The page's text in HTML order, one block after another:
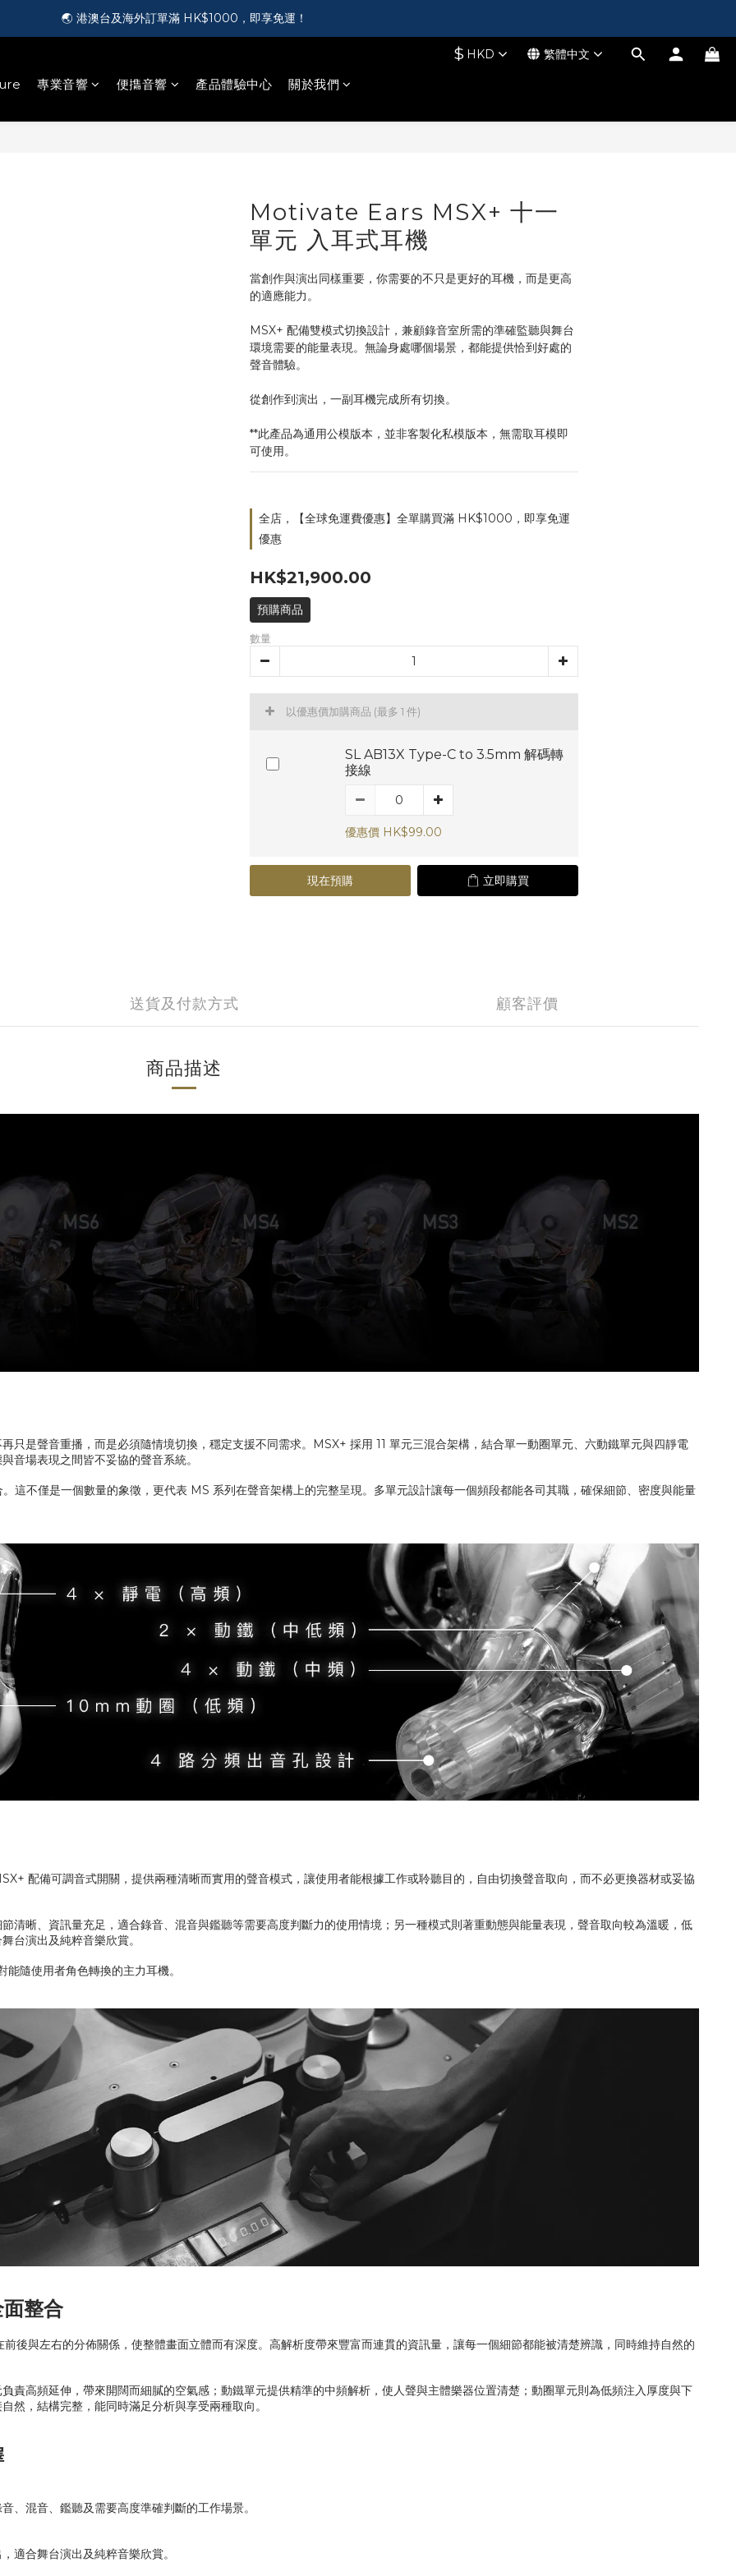
🎵 第一次接觸訂製耳機？歡迎到 Showroom 免費體驗【按此】
🌏 港澳台及海外訂單滿 HK$1000，即享免運！
🎵 第一次接觸訂製耳機？歡迎到 Showroom 免費體驗【按此】
$ HKD 繁體中文
專業音響 便㩦音響 產品體驗中心 關於我們
Motivate Ears MSX+ 十一
單元 入耳式耳機
當創作與演出同樣重要，你需要的不只是更好的耳機，而是更高
的適應能力。
MSX+ 配備雙模式切換設計，兼顧錄音室所需的準確監聽與舞台
環境需要的能量表現。無論身處哪個場景，都能提供恰到好處的
聲音體驗。
從創作到演出，一副耳機完成所有切換。
**此產品為通用公模版本，並非客製化私模版本，無需取耳模即
可使用。
全店，【全球免運費優惠】全單購買滿 HK$1000，即享免運
優惠
HK$21,900.00
預購商品
數量
以優惠價加購商品 (最多 1 件)
SL AB13X Type-C to 3.5mm 解碼轉
接線
優惠價 HK$99.00
現在預購 立即購買
送貨及付款方式 顧客評價
商品描述
只是聲音重播，而是必須隨情境切換，穩定支援不同需求。MSX+ 採用 11 單元三混合架構，結合單一動圈單元、六動鐵單元與四靜電
音場表現之間皆不妥協的聲音系統。
這不僅是一個數量的象徵，更代表 MS 系列在聲音架構上的完整呈現。多單元設計讓每一個頻段都能各司其職，確保細節、密度與能量
配備可調音式開關，提供兩種清晰而實用的聲音模式，讓使用者能根據工作或聆聽目的，自由切換聲音取向，而不必更換器材或妥協
清晰、資訊量充足，適合錄音、混音與鑑聽等需要高度判斷力的使用情境；另一種模式則著重動態與能量表現，聲音取向較為溫暖，低
台演出及純粹音樂欣賞。
隨使用者角色轉換的主力耳機。
整合
後與左右的分佈關係，使整體畫面立體而有深度。高解析度帶來豐富而連貫的資訊量，讓每一個細節都能被清楚辨識，同時維持自然的
責高頻延伸，帶來開闊而細膩的空氣感；動鐵單元提供精準的中頻解析，使人聲與主體樂器位置清楚；動圈單元則為低頻注入厚度與下
然，結構完整，能同時滿足分析與享受兩種取向。
、混音、鑑聽及需要高度準確判斷的工作場景。
適合舞台演出及純粹音樂欣賞。